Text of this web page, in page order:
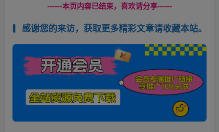
------本页内容已结束，喜欢请分享------
感谢您的来访，获取更多精彩文章请收藏本站。